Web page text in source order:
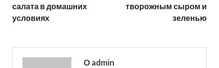
салата в домашних
условиях
творожным сыром и
зеленью
О admin